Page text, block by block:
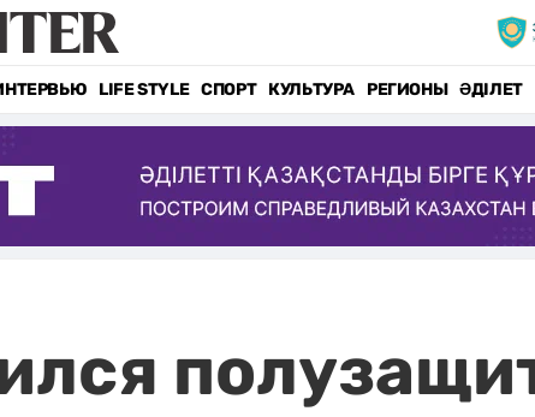
LIFE STYLE СПОРТ КУЛЬТУРА РЕГИОНЫ ӘДІЛЕТ